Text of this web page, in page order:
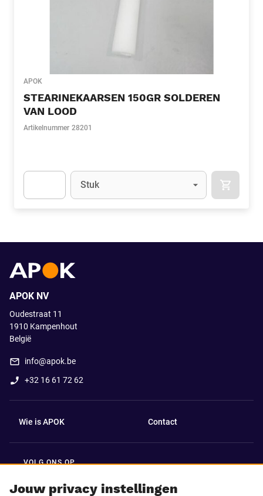
APOK
STEARINEKAARSEN 150GR SOLDEREN
VAN LOOD
Artikelnummer 28201
Eenheid
Stuk
Jouw privacy instellingen
APOK NV
Oudestraat 11
1910 Kampenhout
België
info@apok.be
+32 16 61 72 62
Wie is APOK Contact
VOLG ONS OP
Facebook